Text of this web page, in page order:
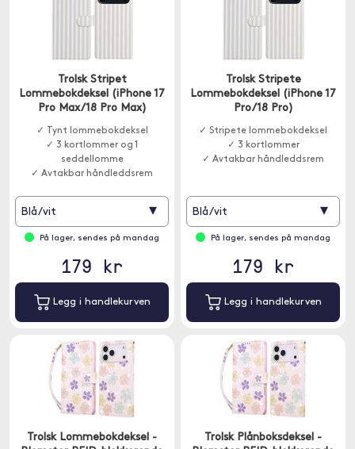
Trolsk Stripet
Lommebokdeksel (iPhone 17
Pro Max/18 Pro Max)
✓ Tynt lommebokdeksel
✓ 3 kortlommer og 1
seddellomme
✓ Avtakbar håndleddsrem
Blå/vit ▾
På lager, sendes på mandag
179 kr
Legg i handlekurven
Trolsk Stripete
Lommebokdeksel (iPhone 17
Pro/18 Pro)
✓ Stripete lommebokdeksel
✓ 3 kortlommer
✓ Avtakbar håndleddsrem
Blå/vit ▾
På lager, sendes på mandag
179 kr
Legg i handlekurven
Trolsk Lommebokdeksel -
Trolsk Plånboksdeksel -